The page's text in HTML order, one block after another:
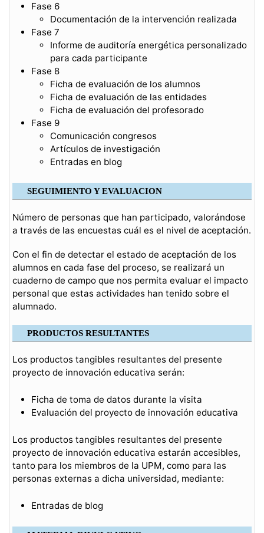
Fase 6
Documentación de la intervención realizada
Fase 7
Informe de auditoría energética personalizado
para cada participante
Fase 8
Ficha de evaluación de los alumnos
Ficha de evaluación de las entidades
Ficha de evaluación del profesorado
Fase 9
Comunicación congresos
Artículos de investigación
Entradas en blog
SEGUIMIENTO Y EVALUACION
Número de personas que han participado, valorándose
a través de las encuestas cuál es el nivel de aceptación.
Con el fin de detectar el estado de aceptación de los
alumnos en cada fase del proceso, se realizará un
cuaderno de campo que nos permita evaluar el impacto
personal que estas actividades han tenido sobre el
alumnado.
PRODUCTOS RESULTANTES
Los productos tangibles resultantes del presente
proyecto de innovación educativa serán:
Ficha de toma de datos durante la visita
Evaluación del proyecto de innovación educativa
Los productos tangibles resultantes del presente
proyecto de innovación educativa estarán accesibles,
tanto para los miembros de la UPM, como para las
personas externas a dicha universidad, mediante:
Entradas de blog